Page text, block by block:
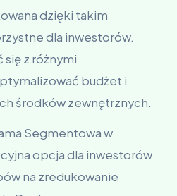
dzięki takim
dla inwestorów.
z różnymi
budżet i
środków zewnętrznych.
Segmentowa w
opcja dla inwestorów
na zredukowanie